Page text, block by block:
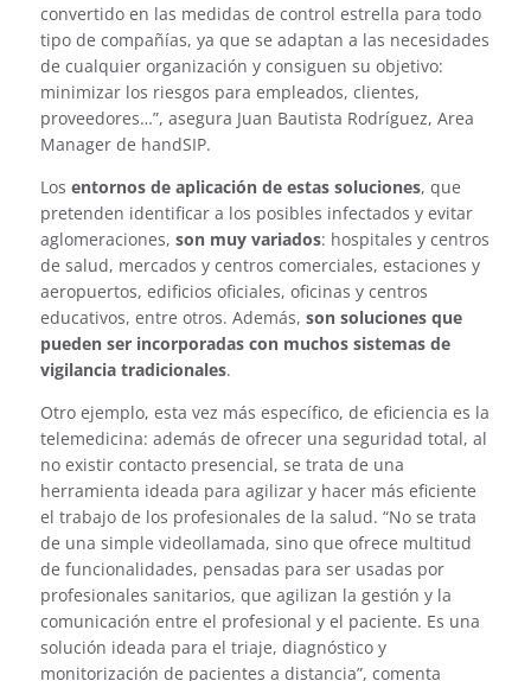
convertido en las medidas de control estrella para todo
tipo de compañías, ya que se adaptan a las necesidades
de cualquier organización y consiguen su objetivo:
minimizar los riesgos para empleados, clientes,
proveedores…”, asegura Juan Bautista Rodríguez, Area
Manager de handSIP.
Los entornos de aplicación de estas soluciones, que
pretenden identificar a los posibles infectados y evitar
aglomeraciones, son muy variados: hospitales y centros
de salud, mercados y centros comerciales, estaciones y
aeropuertos, edificios oficiales, oficinas y centros
educativos, entre otros. Además, son soluciones que
pueden ser incorporadas con muchos sistemas de
vigilancia tradicionales.
Otro ejemplo, esta vez más específico, de eficiencia es la
telemedicina: además de ofrecer una seguridad total, al
no existir contacto presencial, se trata de una
herramienta ideada para agilizar y hacer más eficiente
el trabajo de los profesionales de la salud. “No se trata
de una simple videollamada, sino que ofrece multitud
de funcionalidades, pensadas para ser usadas por
profesionales sanitarios, que agilizan la gestión y la
comunicación entre el profesional y el paciente. Es una
solución ideada para el triaje, diagnóstico y
monitorización de pacientes a distancia”, comenta